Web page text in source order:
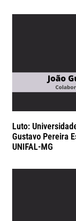
Luto:
Gustavo Pereira
UNIFAL-MG